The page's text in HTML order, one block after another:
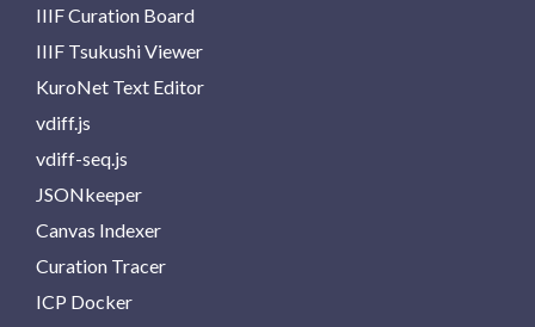
IIIF Curation Board
IIIF Tsukushi Viewer
KuroNet Text Editor
vdiff.js
vdiff-seq.js
JSONkeeper
Canvas Indexer
Curation Tracer
ICP Docker